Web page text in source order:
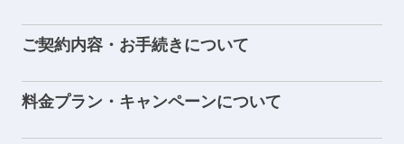
ご契約内容・お手続きについて
料金プラン・キャンペーンについて